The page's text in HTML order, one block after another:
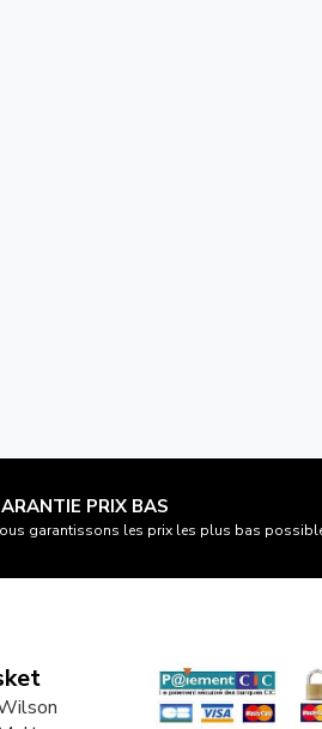
PRIX BAS
garantissons les prix les plus bas